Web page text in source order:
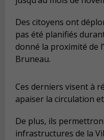
Des citoyens ont
pas été planifiés
donné la proximité de
Bruneau.
Ces derniers visent à
apaiser la circulation
De plus, ils
infrastructures de la